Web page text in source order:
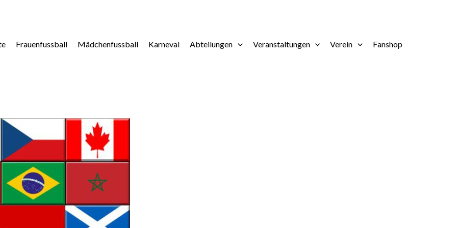
Frauenfussball Mädchenfussball Karneval Abteilungen Veranstaltungen Verein Fanshop